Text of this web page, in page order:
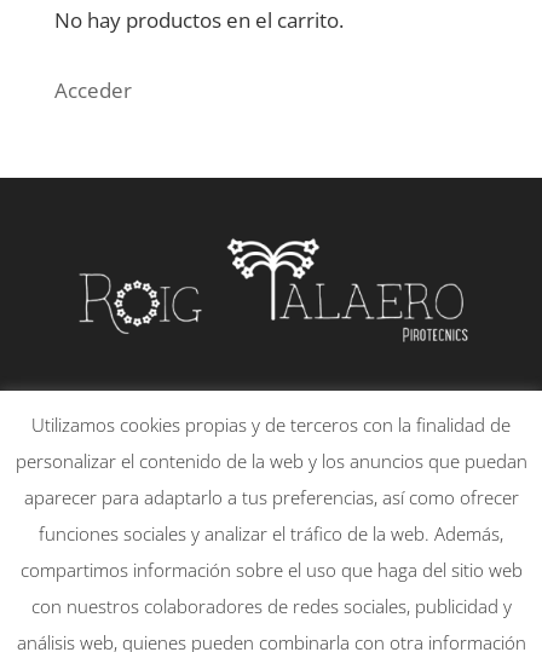
No hay productos en el carrito.
Acceder
PLAÇA DE LA CONSTITUCIÓ, 21 – 1
46130 – MASSAMAGRELL
651830095
info@rtpirotecnicsmassamagrell.es
Mi cuenta
Aviso Legal
Utilizamos cookies propias y de terceros con la finalidad de
personalizar el contenido de la web y los anuncios que puedan
aparecer para adaptarlo a tus preferencias, así como ofrecer
funciones sociales y analizar el tráfico de la web. Además,
compartimos información sobre el uso que haga del sitio web
con nuestros colaboradores de redes sociales, publicidad y
análisis web, quienes pueden combinarla con otra información